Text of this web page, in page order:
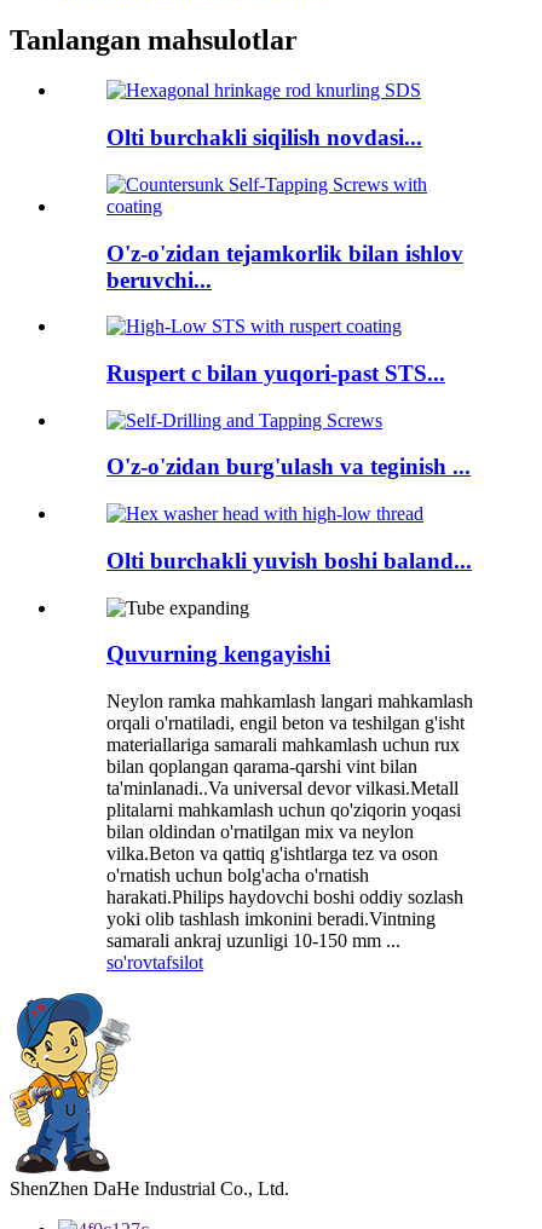
Tanlangan mahsulotlar
Olti burchakli siqilish novdasi...
O'z-o'zidan tejamkorlik bilan ishlov
beruvchi...
Ruspert c bilan yuqori-past STS...
O'z-o'zidan burg'ulash va teginish ...
Olti burchakli yuvish boshi baland...
Quvurning kengayishi
Neylon ramka mahkamlash langari mahkamlash
orqali o'rnatiladi, engil beton va teshilgan g'isht
materiallariga samarali mahkamlash uchun rux
bilan qoplangan qarama-qarshi vint bilan
ta'minlanadi..Va universal devor vilkasi.Metall
plitalarni mahkamlash uchun qo'ziqorin yoqasi
bilan oldindan o'rnatilgan mix va neylon
vilka.Beton va qattiq g'ishtlarga tez va oson
o'rnatish uchun bolg'acha o'rnatish
harakati.Philips haydovchi boshi oddiy sozlash
yoki olib tashlash imkonini beradi.Vintning
samarali ankraj uzunligi 10-150 mm ...
so'rovtafsilot
ShenZhen DaHe Industrial Co., Ltd.